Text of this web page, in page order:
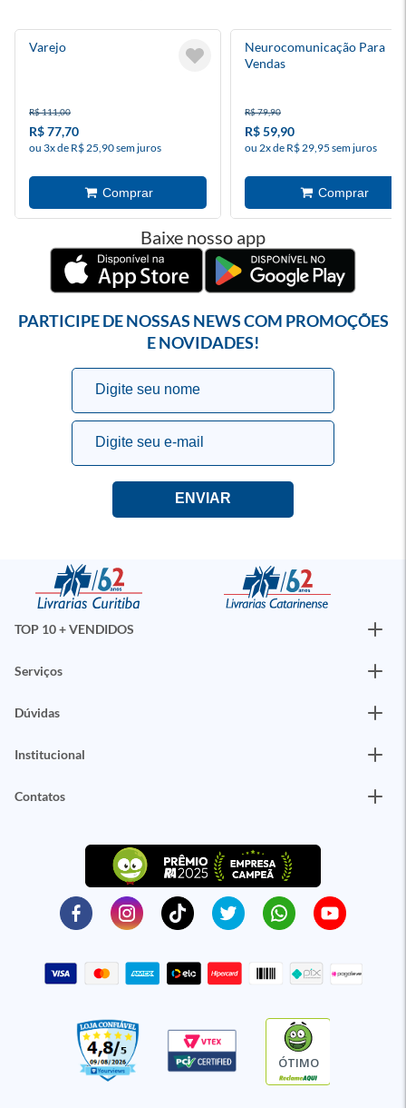
Varejo
R$ 111,00
R$ 77,70
ou 3x de R$ 25,90 sem juros
Neurocomunicação Para
Vendas
R$ 79,90
R$ 59,90
ou 2x de R$ 29,95 sem juros
Baixe nosso app
PARTICIPE DE NOSSAS NEWS COM PROMOÇÕES
E NOVIDADES!
TOP 10 + VENDIDOS
Serviços
Dúvidas
Institucional
Contatos
ÓTIMO